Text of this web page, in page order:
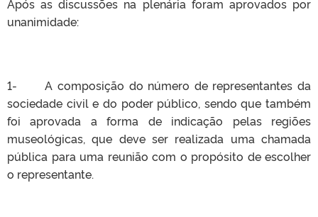
Após as discussões na plenária foram aprovados por
unanimidade:
1- A composição do número de representantes da
sociedade civil e do poder público, sendo que também
foi aprovada a forma de indicação pelas regiões
museológicas, que deve ser realizada uma chamada
pública para uma reunião com o propósito de escolher
o representante.